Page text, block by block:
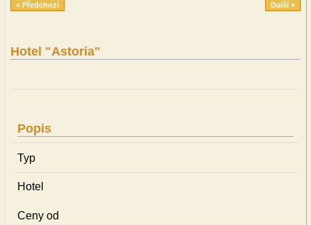
« Předchozí Další »
Hotel "Astoria"
Popis
Typ
Hotel
Ceny od